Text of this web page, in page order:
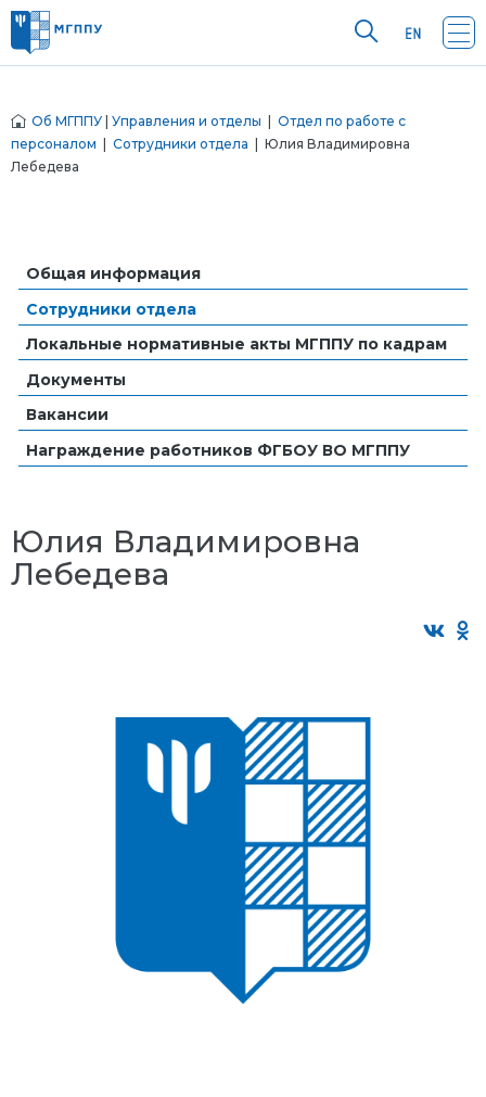
Об МГППУ Управления и отделы
Отдел по работе с
персоналом
Сотрудники отдела | Юлия Владимировна
Лебедева
Общая информация
Сотрудники отдела
Локальные нормативные акты МГППУ по кадрам
Документы
Вакансии
Награждение работников ФГБОУ ВО МГППУ
Юлия Владимировна
Лебедева